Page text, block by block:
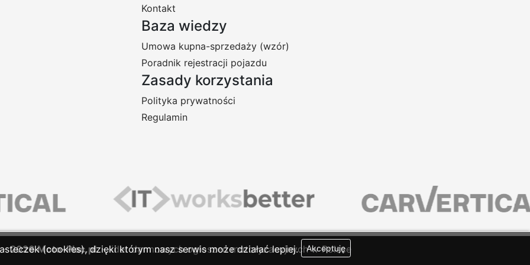
Kontakt
Baza wiedzy
Umowa kupna-sprzedaży (wzór)
Poradnik rejestracji pojazdu
Zasady korzystania
Polityka prywatności
Regulamin
-2026Moto-Plac.pl- lider darmowych ogłoszeń motoryzacyjnych w Polsce
(cookies), dzięki którym nasz serwis może działać lepiej. Akceptuję